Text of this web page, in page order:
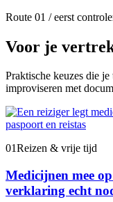
Route 01 / eerst
Voor je
Praktische keuzes die
improviseren met
01Reizen & vrije tijd
Medicijnen mee
verklaring echt